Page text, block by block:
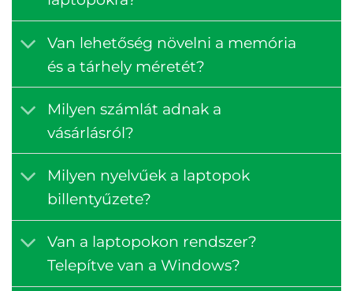
Van lehetőség növelni a memória
és a tárhely méretét?
Milyen számlát adnak a
vásárlásról?
Milyen nyelvűek a laptopok
billentyűzete?
Van a laptopokon rendszer?
Telepítve van a Windows?